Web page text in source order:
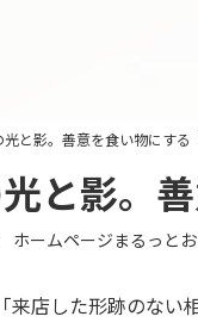
と影。善意を食い物にする
と影。
ホームページまるっと
来店した形跡のない